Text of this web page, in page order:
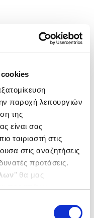
cookies
παροχή λειτουργιών
της
είναι σας
ταιριαστή στις
στις αναζητήσεις
προτάσεις.
’’ θα μας
τα παρακάτω με την